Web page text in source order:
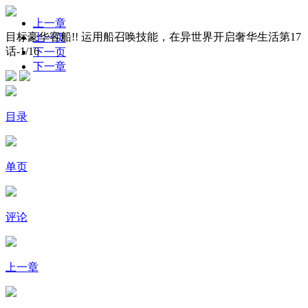
目标豪华客船!! 运用船召唤技能，在异世界开启奢华生活第17
话-1/16
上一章
上一页
下一页
下一章
目录
单页
评论
上一章